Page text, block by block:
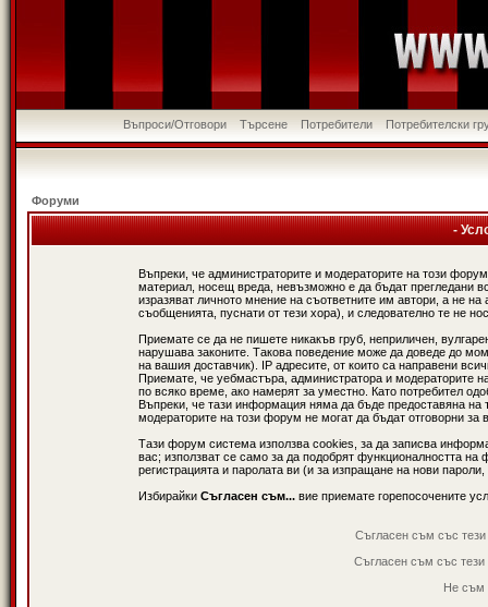
Въпроси/Отговори Търсене Потребители Потребителски
Форуми
-
Въпреки, че администраторите и модераторите на този
материал, носещ вреда, невъзможно е да бъдат прегледани
изразяват личното мнение на съответните им автори, а не
съобщенията, пуснати от тези хора), и следователно те не
Приемате се да не пишете никакъв груб, неприличен,
нарушава законите. Такова поведение може да доведе до
на вашия доставчик). IP адресите, от които са направени
Приемате, че уебмастъра, администратора и модераторите
по всяко време, ако намерят за уместно. Като потребител
Въпреки, че тази информация няма да бъде предоставяна
модераторите на този форум не могат да бъдат отговорни за
Тази форум система използва cookies, за да записва
вас; използват се само за да подобрят функционалността
регистрацията и паролата ви (и за изпращане на нови
Избирайки Съгласен съм... вие приемате горепосочените
Съгласен съм със
Съгласен съм със
Не съм